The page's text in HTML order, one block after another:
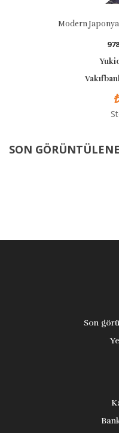
Japonya’nın Doğuşunda Bir
Vakıfbank Kültür Yayınları
SON
Son